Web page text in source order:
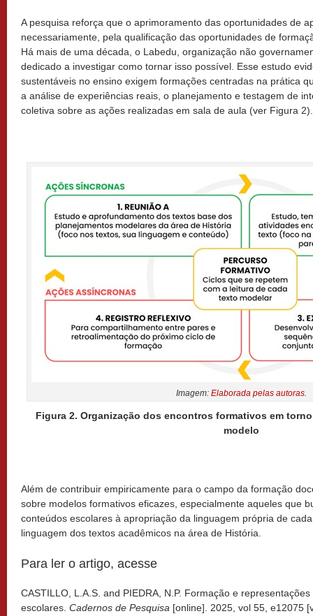
A pesquisa reforça que o aprimoramento das oportunidades de
necessariamente, pela qualificação das oportunidades de
Há mais de uma década, o Labedu, organização não
dedicado a investigar como tornar isso possível. Esse estudo
sustentáveis no ensino exigem formações centradas na prática
a análise de experiências reais, o planejamento e testagem de
coletiva sobre as ações realizadas em sala de aula (ver Figura 2).
Imagem: Elaborada pelas autoras.
Figura 2. Organização dos encontros formativos em
modelo
Além de contribuir empiricamente para o campo da formação
sobre modelos formativos eficazes, especialmente aqueles que
conteúdos escolares à apropriação da linguagem própria de
linguagem dos textos acadêmicos na área de História.
Para ler o artigo, acesse
CASTILLO, L.A.S. and PIEDRA, N.P. Formação e
escolares. Cadernos de Pesquisa [online]. 2025, vol 55, e12075